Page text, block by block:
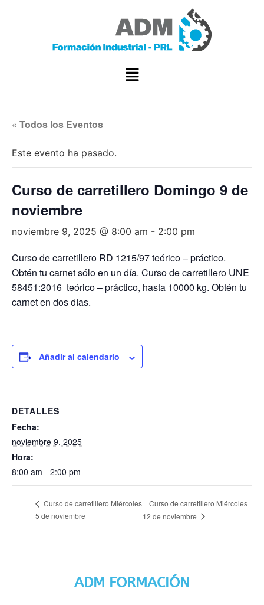
« Todos los Eventos
Este evento ha pasado.
Curso de carretillero Domingo 9 de
noviembre
noviembre 9, 2025 @ 8:00 am - 2:00 pm
Curso de carretillero RD 1215/97 teórico – práctico.
Obtén tu carnet sólo en un día. Curso de carretillero UNE
58451:2016 teórico – práctico, hasta 10000 kg. Obtén tu
carnet en dos días.
Añadir al calendario
DETALLES
Fecha:
noviembre 9, 2025
Hora:
8:00 am - 2:00 pm
Curso de carretillero Miércoles
5 de noviembre
Curso de carretillero Miércoles
12 de noviembre
ADM FORMACIÓN